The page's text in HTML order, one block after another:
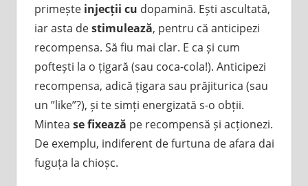
primește injecții cu dopamină. Ești ascultată,
iar asta destimulează, pentru că anticipezi
recompensa. Să fiu mai clar. E ca și cum
poftești la o țigară (sau coca-cola!). Anticipezi
recompensa, adică țigara sau prăjiturica (sau
un ”like”?), și te simți energizată s-o obții.
Mintea se fixează pe recompensă și acționezi.
De exemplu, indiferent de furtuna de afara dai
fuguța la chioșc.